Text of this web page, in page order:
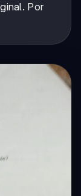
Por